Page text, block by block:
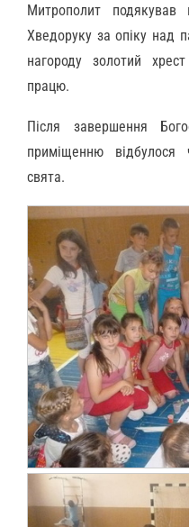
Митрополит
Хведоруку за опіку над
нагороду золотий
працю.
Після завершення
приміщенню відбулося
свята.